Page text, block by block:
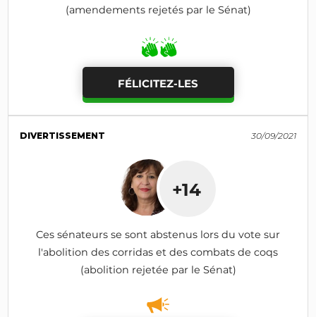
(amendements rejetés par le Sénat)
FÉLICITEZ-LES
DIVERTISSEMENT 30/09/2021
+14
Ces sénateurs se sont abstenus lors du vote sur
l'abolition des corridas et des combats de coqs
(abolition rejetée par le Sénat)